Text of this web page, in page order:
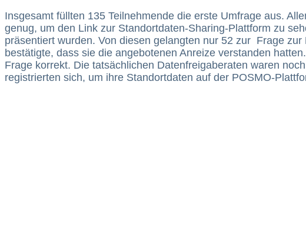
Insgesamt füllten 135 Teilnehmende die erste Umfrage aus.
genug, um den Link zur Standortdaten-Sharing-Plattform zu
präsentiert wurden. Von diesen gelangten nur 52 zur Frage
bestätigte, dass sie die angebotenen Anreize verstanden
Frage korrekt. Die tatsächlichen Datenfreigaberaten waren
registrierten sich, um ihre Standortdaten auf der POSMO-